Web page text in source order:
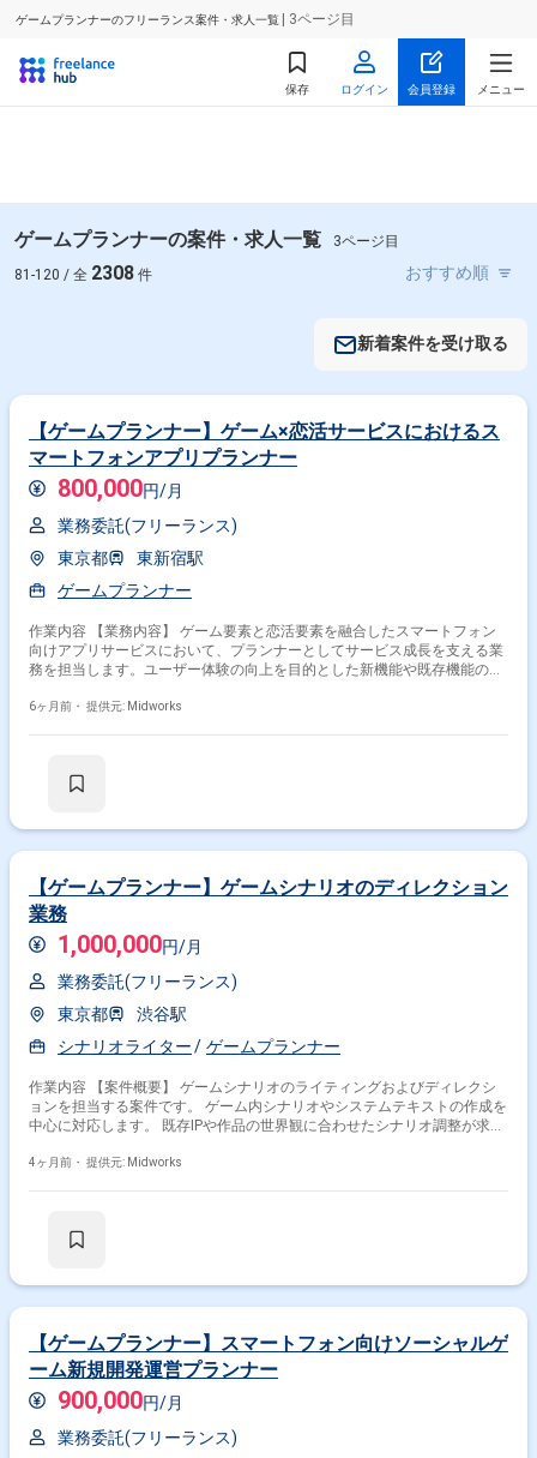
ゲームプランナーのフリーランス案件・求人一覧 | 3ページ目
保存 ログイン 会員登録 メニュー
ゲームプランナーの案件・求人一覧
3ページ目
81-120 / 全 2308 件
新着案件を受け取る
【ゲームプランナー】ゲーム×恋活サービスにおけるス
マートフォンアプリプランナー
800,000円/月
業務委託(フリーランス)
東京都
東新宿駅
ゲームプランナー
作業内容 【業務内容】 ゲーム要素と恋活要素を融合したスマートフォン
向けアプリサービスにおいて、プランナーとしてサービス成長を支える業
務を担当します。ユーザー体験の向上を目的とした新機能や既存機能の企
を通じて新たな出会いを提供するサービスの価値向上を目指し、開発チー
および開発チームとの調整 ・運営施策の企画および実行支援 ・ユーザー
6ヶ月前・ 提供元: Midworks
【ゲームプランナー】ゲームシナリオのディレクション
業務
1,000,000円/月
業務委託(フリーランス)
東京都
渋谷駅
シナリオライター
ゲームプランナー
作業内容 【案件概要】 ゲームシナリオのライティングおよびディレクシ
ョンを担当する案件です。 ゲーム内シナリオやシステムテキストの作成を
中心に対応します。 既存IPや作品の世界観に合わせたシナリオ調整が求め
貢献します。 【作業内容】 ・ゲーム内シナリオのライティング対応 ・シ
4ヶ月前・ 提供元: Midworks
【ゲームプランナー】スマートフォン向けソーシャルゲ
ーム新規開発運営プランナー
900,000円/月
業務委託(フリーランス)